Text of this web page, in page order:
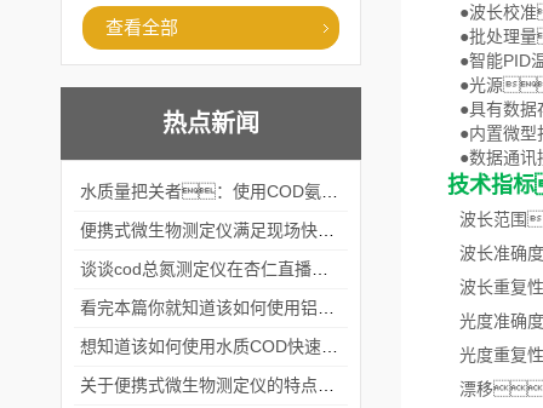
查看全部
热点新闻
●波长校准
●批处理量
●智能PID
●光源
●具有数据
●内置微型
●数据通讯
技术指
波长范围
波长准确
波长重复
光度准确
光度重复
漂移